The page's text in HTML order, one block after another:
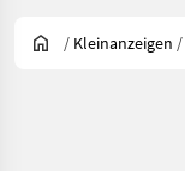
/ Kleinanzeigen /